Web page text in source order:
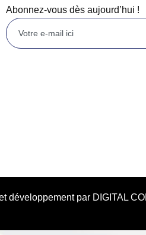
Abonnez-vous dès aujourd’hui !
développement par DIGITAL